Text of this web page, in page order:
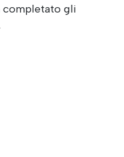
completato gli